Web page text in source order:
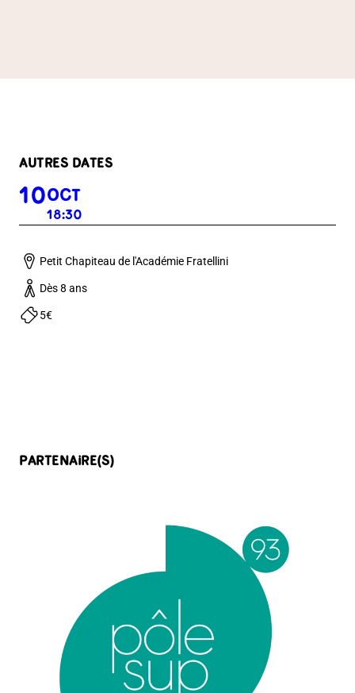
AUTRES DATES
10OCT
18:30
Petit Chapiteau de l'Académie Fratellini
Dès 8 ans
5€
PARTENAIRE(S)